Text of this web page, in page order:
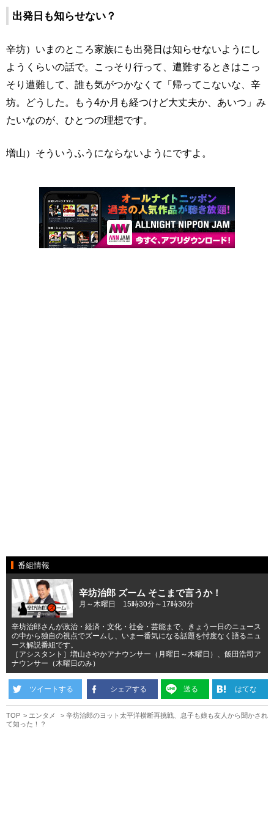
出発日も知らせない？
辛坊）いまのところ家族にも出発日は知らせないようにし
ようくらいの話で。こっそり行って、遭難するときはこっ
そり遭難して、誰も気がつかなくて「帰ってこないな、辛
坊。どうした。もう4か月も経つけど大丈夫か、あいつ」み
たいなのが、ひとつの理想です。
増山）そういうふうにならないようにですよ。
番組情報
辛坊治郎 ズーム そこまで言うか！
月～木曜日 15時30分～17時30分
辛坊治郎さんが政治・経済・文化・社会・芸能まで、きょう一日のニュース
の中から独自の視点でズームし、いま一番気になる話題を忖度なく語るニュ
ース解説番組です。
［アシスタント］増山さやかアナウンサー（月曜日～木曜日）、飯田浩司ア
ナウンサー（木曜日のみ）
ツイートする シェアする 送る はてな
TOP エンタメ
辛坊治郎のヨット太平洋横断再挑戦、息子も娘も友人から聞かされ
て知った！？